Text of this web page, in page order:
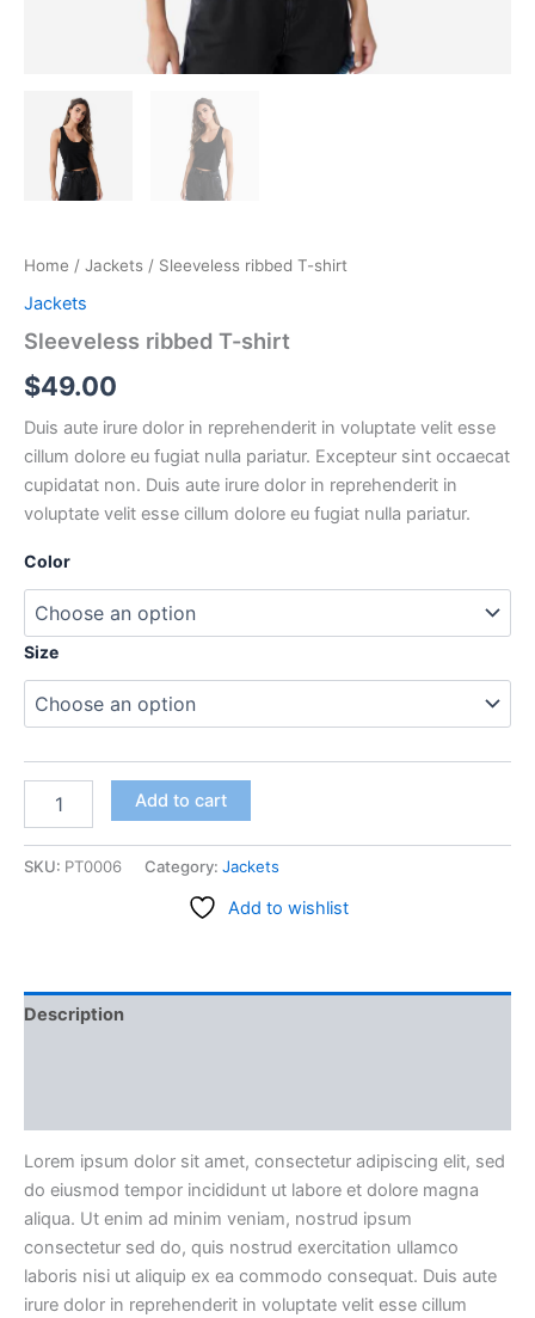
Home / Jackets / Sleeveless ribbed T-shirt
Jackets
Sleeveless ribbed T-shirt
$49.00
Duis aute irure dolor in reprehenderit in voluptate velit esse
cillum dolore eu fugiat nulla pariatur. Excepteur sint occaecat
cupidatat non. Duis aute irure dolor in reprehenderit in
voluptate velit esse cillum dolore eu fugiat nulla pariatur.
Color
Size
Add to cart
SKU: PT0006 Category: Jackets
Add to wishlist
Description
Lorem ipsum dolor sit amet, consectetur adipiscing elit, sed
do eiusmod tempor incididunt ut labore et dolore magna
aliqua. Ut enim ad minim veniam, nostrud ipsum
consectetur sed do, quis nostrud exercitation ullamco
laboris nisi ut aliquip ex ea commodo consequat. Duis aute
irure dolor in reprehenderit in voluptate velit esse cillum